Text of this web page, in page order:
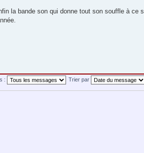
la bande son qui donne tout son souffle à ce
: Trier par